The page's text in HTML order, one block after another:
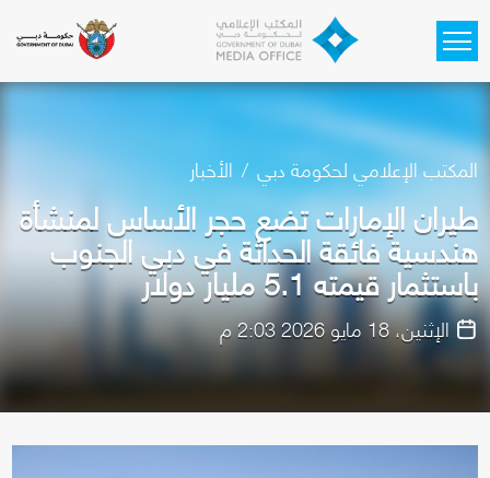
المكتب الإعلامي لحكومة دبي الأخبار
طيران الإمارات تضع حجر الأساس لمنشأة
هندسية فائقة الحداثة في دبي الجنوب
باستثمار قيمته 5.1 مليار دولار
الإثنين، 18 مايو 2026 2:03 م